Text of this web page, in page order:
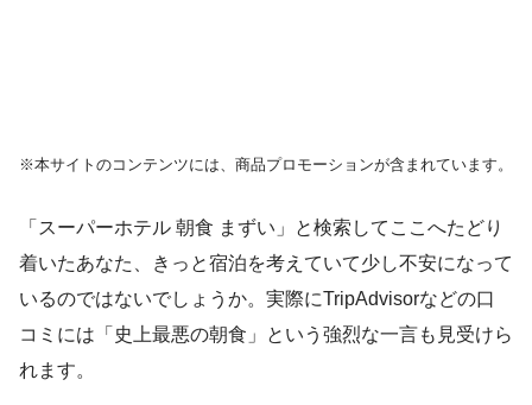
※本サイトのコンテンツには、商品プロモーションが含まれています。
「スーパーホテル 朝食 まずい」と検索してここへたどり
着いたあなた、きっと宿泊を考えていて少し不安になって
いるのではないでしょうか。実際にTripAdvisorなどの口
コミには「史上最悪の朝食」という強烈な一言も見受けら
れます。